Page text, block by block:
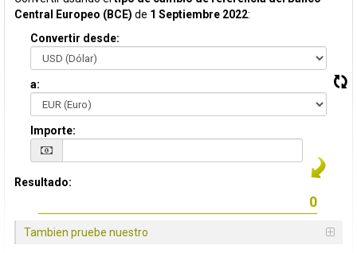
Central Europeo (BCE) de 1 Septiembre 2022:
Convertir desde:
a:
Importe:
Resultado:
Tambien pruebe nuestro